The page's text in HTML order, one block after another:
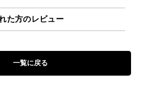
た方のレビュー
一覧に戻る